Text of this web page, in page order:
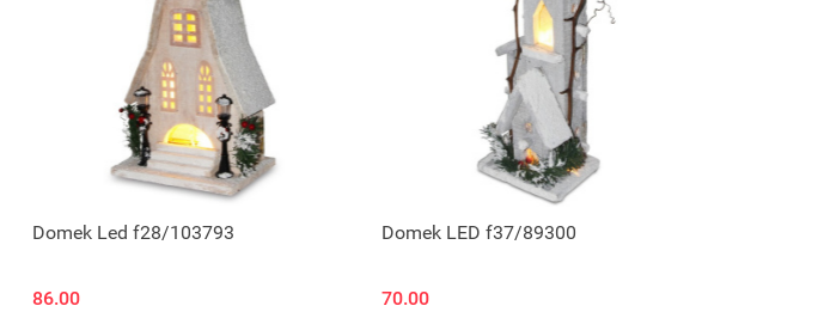
Produkt niedostępny
Domek Led f28/103793
86.00
Produkt niedostępny
Domek LED f37/89300
70.00